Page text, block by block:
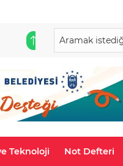
CAD
33,9551 %0,05
Teknoloji Not Defteri